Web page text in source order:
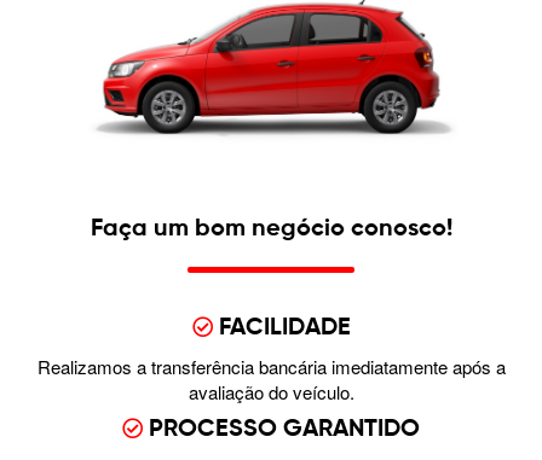
Faça um bom negócio conosco!
FACILIDADE
Realizamos a transferência bancária imediatamente após a
avaliação do veículo.
PROCESSO GARANTIDO